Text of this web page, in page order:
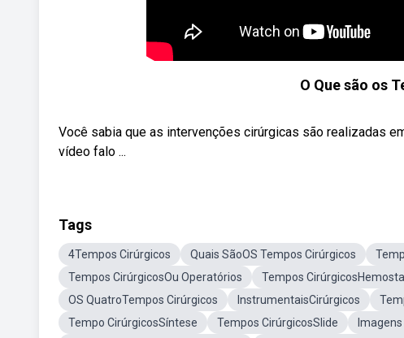
O Que são os
Você sabia que as intervenções cirúrgicas são realizadas
vídeo falo ...
Tags
4Tempos Cirúrgicos Quais SãoOS Tempos Cirúrgicos
Tempos CirúrgicosOu Operatórios
Tempos
OS QuatroTempos Cirúrgicos
InstrumentaisCirúrgicos
Tempo CirúrgicosSíntese
Tempos CirúrgicosSlide